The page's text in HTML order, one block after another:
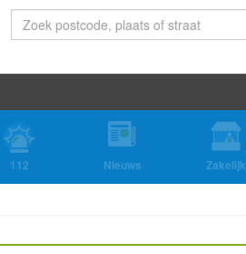
112 Nieuws Zakelijk